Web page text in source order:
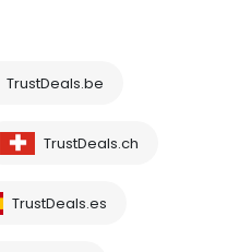
TrustDeals.be
TrustDeals.ch
TrustDeals.es